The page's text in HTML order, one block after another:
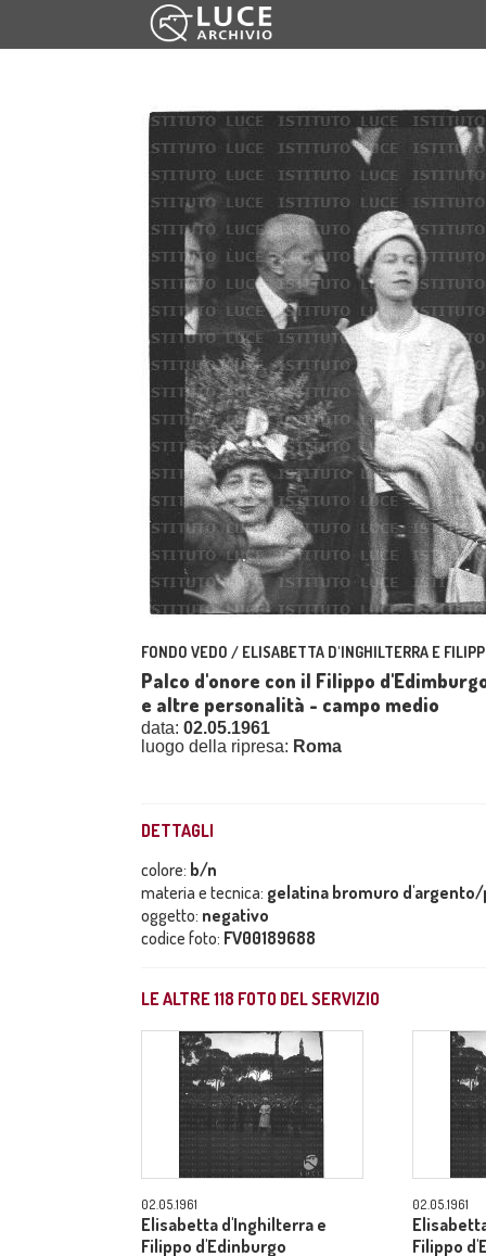
FONDO VEDO / ELISABETTA D'INGHILTERRA E
Palco d'onore con il Filippo
e altre personalità - campo medio
data: 02.05.1961
luogo della ripresa: Roma
DETTAGLI
colore: b/n
materia e tecnica: gelatina bromuro
oggetto: negativo
codice foto: FV00189688
LE ALTRE118 FOTO DEL SERVIZIO
02.05.1961
Elisabetta d'Inghilterra e
Filippo d'Edinburgo
02.05.1961
Filippo